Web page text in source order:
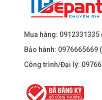
BEPANTOAN.VN
Dẫn đường
Mua hàng: 0912331335
Bảo hành: 0976665669
Công trình/Đại lý: